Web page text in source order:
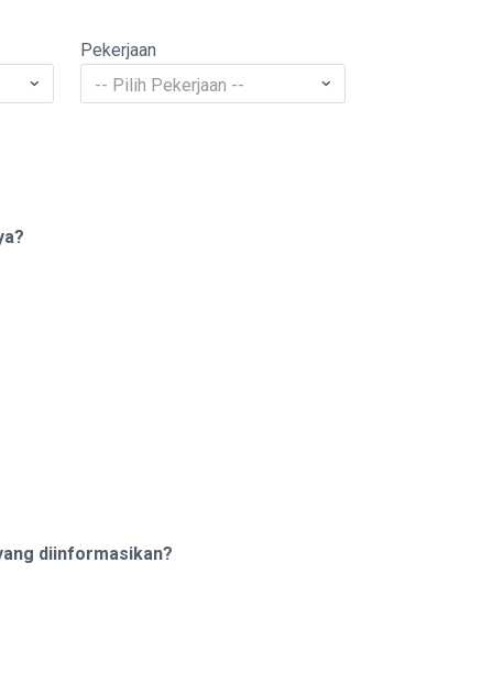
Pekerjaan
-- Pilih Pekerjaan --
diinformasikan?